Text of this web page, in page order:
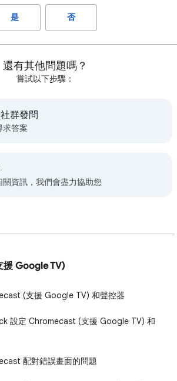
是 否
還有其他問題嗎？
嘗試以下步驟：
群發問
求答案
資訊，我們會盡力協助您
Google TV)
(支援 Google TV) 和聲控器
設定 Chromecast (支援 Google TV) 和
配對錯誤畫面的問題